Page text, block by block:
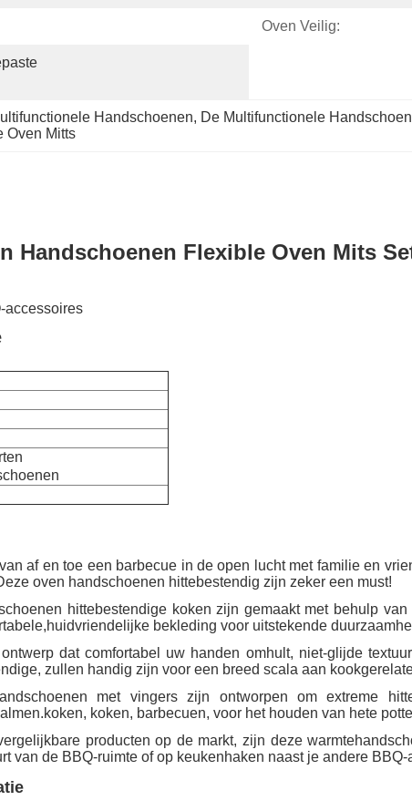
Oven Veilig:
Handschoenen, De Multifunctionele
Oven Mitts
Handschoenen Flexible Oven Mits
accessoires
af en toe een barbecue in de open lucht met familie en
oven handschoenen hittebestendig zijn zeker een must!
hittebestendige koken zijn gemaakt met behulp
bekleding voor uitstekende
dat comfortabel uw handen omhult, niet-glijde
zullen handig zijn voor een breed scala aan
met vingers zijn ontworpen om extreme
koken, barbecuen, voor het houden van hete
producten op de markt, zijn deze
van de BBQ-ruimte of op keukenhaken naast je andere BBQ-